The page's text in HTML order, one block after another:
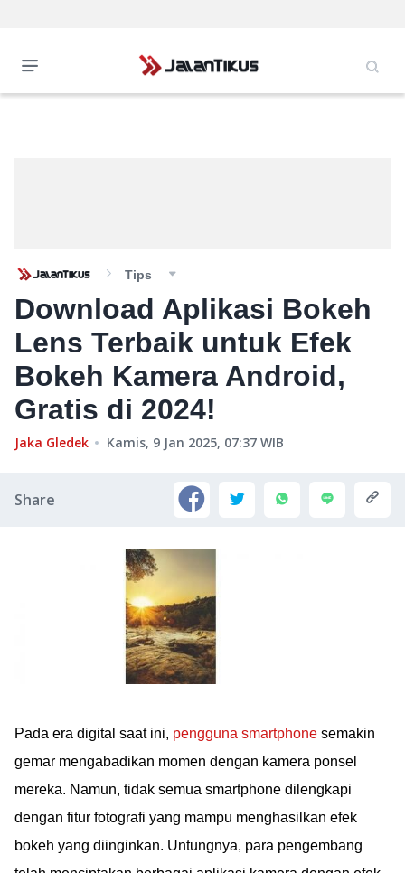
Tips
Download Aplikasi Bokeh
Lens Terbaik untuk Efek
Bokeh Kamera Android,
Gratis di 2024!
Jaka Gledek Kamis, 9 Jan 2025, 07:37 WIB
Share
Pada era digital saat ini, pengguna smartphone semakin
gemar mengabadikan momen dengan kamera ponsel
mereka. Namun, tidak semua smartphone dilengkapi
dengan fitur fotografi yang mampu menghasilkan efek
bokeh yang diinginkan. Untungnya, para pengembang